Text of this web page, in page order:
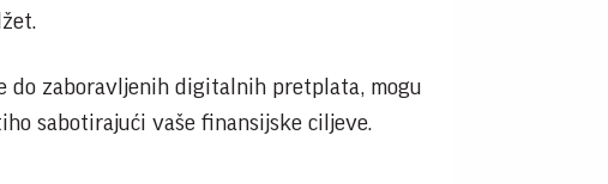
zaboravljenih digitalnih pretplata, mogu
sabotirajući vaše finansijske ciljeve.